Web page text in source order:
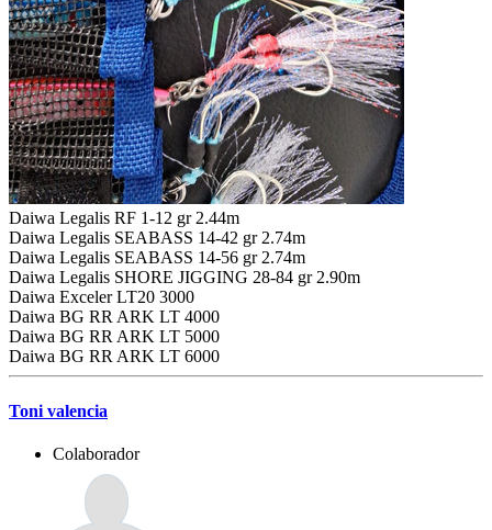
Daiwa Legalis RF 1-12 gr 2.44m
Daiwa Legalis SEABASS 14-42 gr 2.74m
Daiwa Legalis SEABASS 14-56 gr 2.74m
Daiwa Legalis SHORE JIGGING 28-84 gr 2.90m
Daiwa Exceler LT20 3000
Daiwa BG RR ARK LT 4000
Daiwa BG RR ARK LT 5000
Daiwa BG RR ARK LT 6000
Toni valencia
Colaborador